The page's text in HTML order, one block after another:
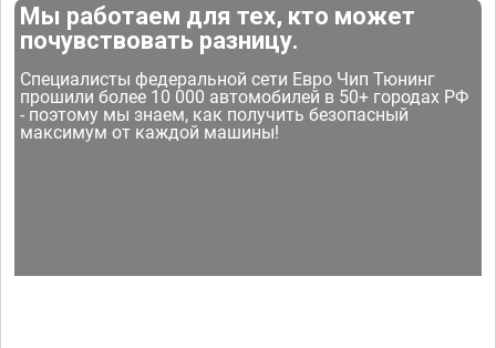
Мы работаем для тех, кто может
почувствовать разницу.
Специалисты федеральной сети Евро Чип Тюнинг
прошили более 10 000 автомобилей в 50+ городах РФ
- поэтому мы знаем, как получить безопасный
максимум от каждой машины!